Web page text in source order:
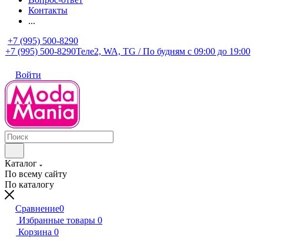
Контакты
...
+7 (995) 500-8290
+7 (995) 500-8290Теле2, WA, TG / По будням c 09:00 до 19:00
Войти
Каталог
По всему сайту
По каталогу
Сравнение0
Избранные товары 0
Корзина 0